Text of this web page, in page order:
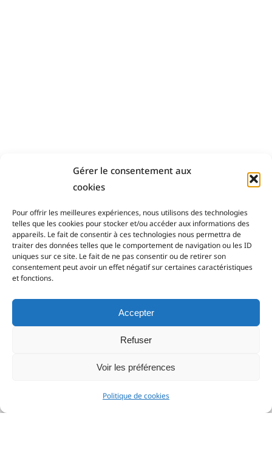
Gérer le consentement aux
cookies
Pour offrir les meilleures expériences, nous utilisons des technologies
telles que les cookies pour stocker et/ou accéder aux informations des
appareils. Le fait de consentir à ces technologies nous permettra de
traiter des données telles que le comportement de navigation ou les ID
uniques sur ce site. Le fait de ne pas consentir ou de retirer son
consentement peut avoir un effet négatif sur certaines caractéristiques
et fonctions.
Accepter
Refuser
Voir les préférences
Politique de cookies
Payement sécurisé
14 Jours pour changer d'avis
Support Client
Livraison sur toute la France